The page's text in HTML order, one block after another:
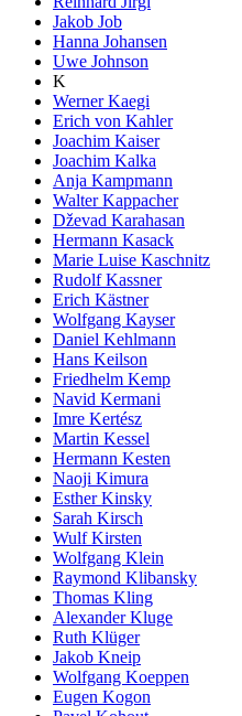
Jakob Job
Hanna Johansen
Uwe Johnson
K
Werner Kaegi
Erich von Kahler
Joachim Kaiser
Joachim Kalka
Anja Kampmann
Walter Kappacher
Dževad Karahasan
Hermann Kasack
Marie Luise Kaschnitz
Rudolf Kassner
Erich Kästner
Wolfgang Kayser
Daniel Kehlmann
Hans Keilson
Friedhelm Kemp
Navid Kermani
Imre Kertész
Martin Kessel
Hermann Kesten
Naoji Kimura
Esther Kinsky
Sarah Kirsch
Wulf Kirsten
Wolfgang Klein
Raymond Klibansky
Thomas Kling
Alexander Kluge
Ruth Klüger
Jakob Kneip
Wolfgang Koeppen
Eugen Kogon